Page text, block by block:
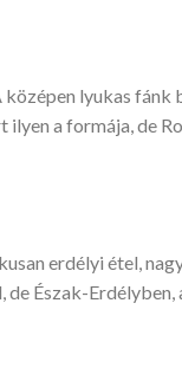
lyukas fánk
a formája, de
erdélyi étel,
Észak-